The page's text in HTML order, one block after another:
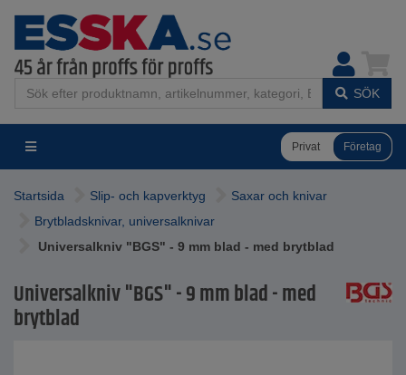
SÖK
Privat Företag
Startsida Slip- och kapverktyg
Saxar och knivar
Brytbladsknivar, universalknivar
Universalkniv "BGS" - 9 mm blad - med brytblad
Universalkniv "BGS" - 9 mm blad - med
brytblad